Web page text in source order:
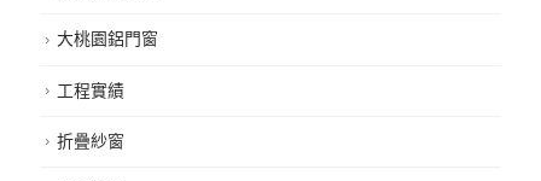
大桃園鋁門窗
工程實績
折疊紗窗